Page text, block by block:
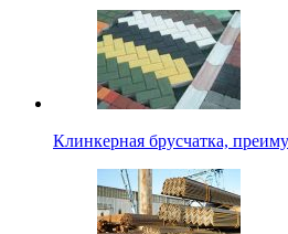
Клинкерная брусчатка,